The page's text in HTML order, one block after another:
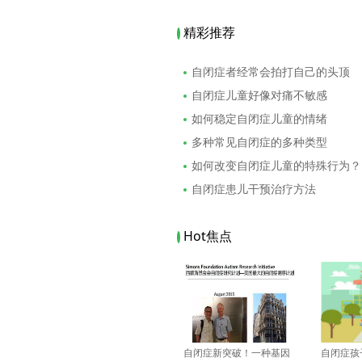
精彩推荐
自闭症者经常会拍打自己的头顶
自闭症儿童好像对痛不敏感
如何稳定自闭症儿童的情绪
多种常见自闭症的多种类型
如何改变自闭症儿童的特殊行为？
自闭症患儿干预治疗方法
Hot焦点
自闭症新突破！一种基因
自闭症